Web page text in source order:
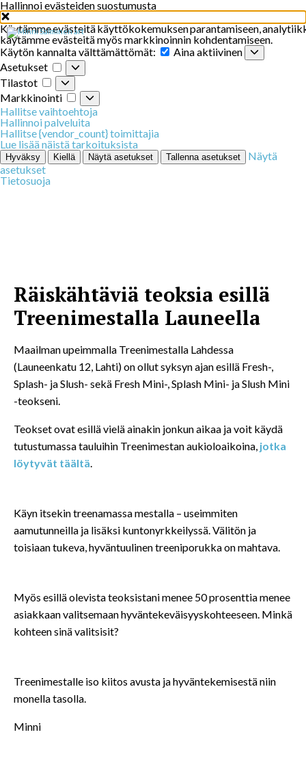
Hallinnoi evästeiden suostumusta
Käytämmeevästeitäkäyttökokemuksenparantamiseen,
käytämme evästeitä myös markkinoinnin kohdentamiseen.
Käytön kannalta välttämättömät:
Käytön
kannalta
Aina aktiivinen
Asetukset
Asetukset
Tilastot
Tilastot
Markkinointi
Markkinointi
Hallitse vaihtoehtoja
Hallinnoi palveluita
Hallitse {vendor_count} toimittajia
Lue lisää näistä tarkoituksista
Hyväksy Kiellä Näytä asetukset Tallenna asetukset
Näytä
asetukset
Tietosuoja
Räiskähtäviä teoksia esillä
Treenimestalla Launeella
Maailman upeimmalla Treenimestalla Lahdessa
(Launeenkatu 12, Lahti) on ollut syksyn ajan esillä Fresh-,
Splash- ja Slush- sekä Fresh Mini-, Splash Mini- ja Slush Mini
-teokseni.
Teokset ovat esillä vielä ainakin jonkun aikaa ja voit käydä
tutustumassa tauluihin Treenimestan aukioloaikoina, jotka
löytyvät täältä
Käyn itsekin treenamassa mestalla – useimmiten
aamutunneilla ja lisäksi kuntonyrkkeilyssä. Välitön ja
toisiaan tukeva, hyväntuulinen treeniporukka on mahtava.
Myös esillä olevista teoksistani menee 50 prosenttia menee
asiakkaan valitsemaan hyväntekeväisyyskohteeseen. Minkä
kohteen sinä valitsisit?
Treenimestalle iso kiitos avusta ja hyväntekemisestä niin
monella tasolla.
Minni